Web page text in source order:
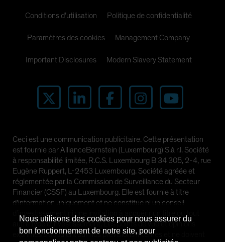
Conditions d’utilisation Politique de confidentialité
Paramètres des cookies Management Company
Important Disclosures Modern Slavery Statement
Ceci est une communication publicitaire. Cette présentation
est fournie par AllianceBernstein (Luxembourg) S.à r.l. Société
à responsabilité limitée, R.C.S. Luxembourg B 34 305, 2-4, rue
Eugène Ruppert, L-2453 Luxembourg. Société agréée et
réglementée par la Commission de Surveillance du Secteur
Financier (CSSF) au Luxembourg. Elle est fournie à titre
d’information uniquement et ne constitue ni un conseil
d’investissement ni une invitation à acquérir un titre ou tout
autre type d’investissement. Les points de vue et opinions
exprimés s’appuient sur nos prévisions internes et ne doivent
Nous utilisons des cookies pour nous assurer du
bon fonctionnement de notre site, pour